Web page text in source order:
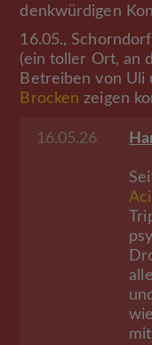
denkwürdigen
16.05.,
(ein toller Ort, an
Betreiben von Uli
Brocken zeigen
16.05.26